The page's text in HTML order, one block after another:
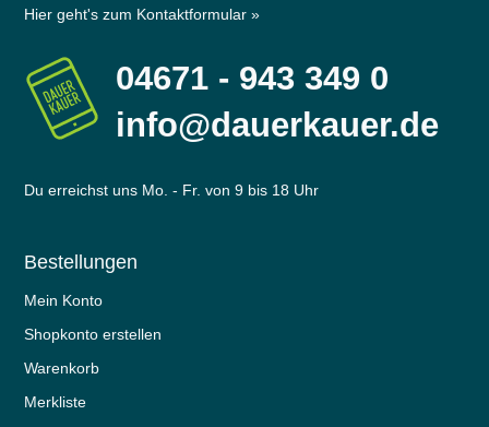
Hier geht's zum Kontaktformular »
04671 - 943 349 0
info@dauerkauer.de
Du erreichst uns Mo. - Fr. von 9 bis 18 Uhr
Bestellungen
Mein Konto
Shopkonto erstellen
Warenkorb
Merkliste